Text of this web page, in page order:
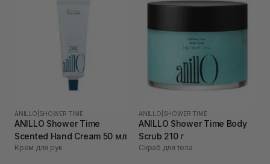
ANILLO SHOWER TIME
ANILLO Shower Time
Scented Hand Cream 50 мл
Крем для рук
ANILLO SHOWER TIME
ANILLO Shower Time Body
Scrub 210 г
Скраб для тела